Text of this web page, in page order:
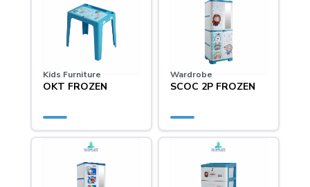
Kids Furniture
OKT FROZEN
Wardrobe
SCOC 2P FROZEN